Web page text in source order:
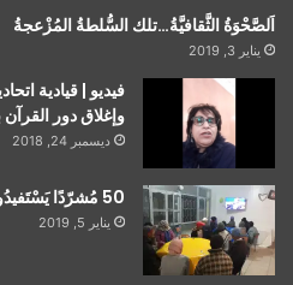
اَلصَّحْوَةُ الثَّقافيَّةُ…تلك السُّلطةُ المُزْعجةُ
يناير 3, 2019
فيديو | قيادية
وإغلاق دور
ديسمبر 24, 2018
50 مُشرّدًا يَسْتَفيدُون من “عملية دفء” بخريبكة
يناير 5, 2019